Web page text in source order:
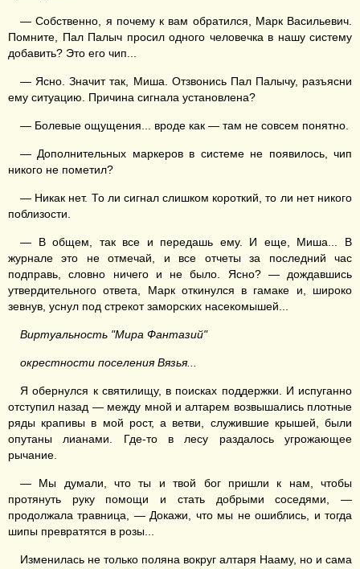
— Собственно, я почему к вам обратился, Марк Васильевич.
Помните, Пал Палыч просил одного человечка в нашу систему
добавить? Это его чип...
— Ясно. Значит так, Миша. Отзвонись Пал Палычу, разъясни
ему ситуацию. Причина сигнала установлена?
— Болевые ощущения... вроде как — там не совсем понятно.
— Дополнительных маркеров в системе не появилось, чип
никого не пометил?
— Никак нет. То ли сигнал слишком короткий, то ли нет никого
поблизости.
— В общем, так все и передашь ему. И еще, Миша... В
журнале это не отмечай, и все отчеты за последний час
подправь, словно ничего и не было. Ясно? — дождавшись
утвердительного ответа, Марк откинулся в гамаке и, широко
зевнув, уснул под стрекот заморских насекомышей...
Виртуальность "Мира Фантазий"
окрестности поселения Вязья...
Я обернулся к святилищу, в поисках поддержки. И испуганно
отступил назад — между мной и алтарем возвышались плотные
ряды крапивы в мой рост, а ветви, служившие крышей, были
опутаны лианами. Где-то в лесу раздалось угрожающее
рычание.
— Мы думали, что ты и твой бог пришли к нам, чтобы
протянуть руку помощи и стать добрыми соседями, —
продолжала травница, — Докажи, что мы не ошиблись, и тогда
шипы превратятся в розы...
Изменилась не только поляна вокруг алтаря Нааму, но и сама